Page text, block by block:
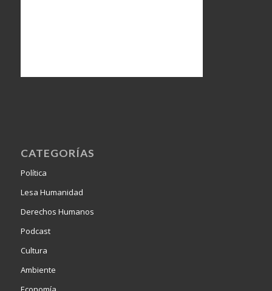
CATEGORÍAS
Política
Lesa Humanidad
Derechos Humanos
Podcast
Cultura
Ambiente